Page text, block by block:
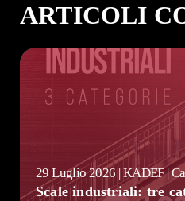
ARTICOLI
29 Luglio 2026 | KADEF |
Scale industriali: tre